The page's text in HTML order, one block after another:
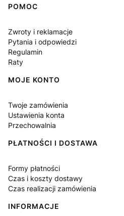
Linki w stopce
POMOC
Zwroty i reklamacje
Pytania i odpowiedzi
Regulamin
Raty
MOJE KONTO
Twoje zamówienia
Ustawienia konta
Przechowalnia
PŁATNOŚCI I DOSTAWA
Formy płatności
Czas i koszty dostawy
Czas realizacji zamówienia
INFORMACJE